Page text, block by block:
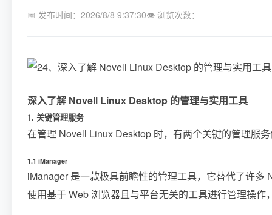
📅 发布时间：2026/8/8 9:37:30👁 浏览次数：
深入了解 Novell Linux Desktop 的管理与实用工具
1. 关键管理服务
在管理 Novell Linux Desktop 时，有两个关键的管理服
1.1 iManager
iManager 是一款极具前瞻性的管理工具，它替代了许
使用基于 Web 浏览器且与平台无关的工具进行管理操